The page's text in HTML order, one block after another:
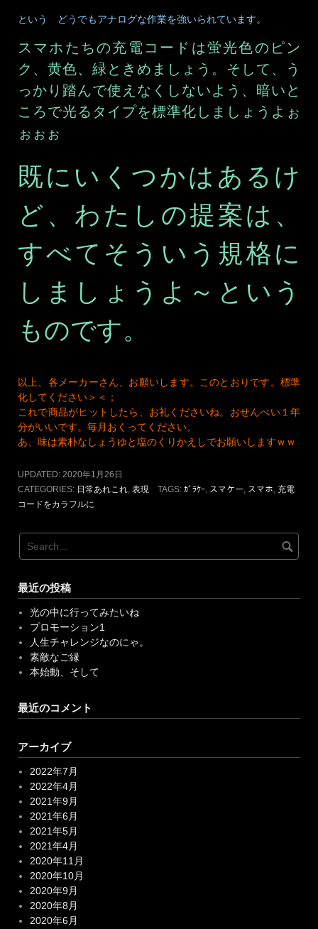
という どうでもアナログな作業を強いられています。
スマホたちの充電コードは蛍光色のピン
ク、黄色、緑ときめましょう。そして、う
っかり踏んで使えなくしないよう、暗いと
ころで光るタイプを標準化しましょうよぉ
ぉぉぉ
既にいくつかはあるけ
ど、わたしの提案は、
すべてそういう規格に
しましょうよ～という
ものです。
以上、各メーカーさん、お願いします。このとおりです。標準
化してください＞＜；
これで商品がヒットしたら、お礼くださいね。おせんべい１年
分がいいです。毎月おくってください。
あ、味は素朴なしょうゆと塩のくりかえしでお願いしますｗｗ
UPDATED: 2020年1月26日
CATEGORIES: 日常あれこれ, 表現 TAGS: ｶﾞﾗｹｰ, スマケー, スマホ, 充電
コードをカラフルに
最近の投稿
光の中に行ってみたいね
プロモーション1
人生チャレンジなのにゃ。
素敵なご縁
本始動、そして
最近のコメント
アーカイブ
2022年7月
2022年4月
2021年9月
2021年6月
2021年5月
2021年4月
2020年11月
2020年10月
2020年9月
2020年8月
2020年6月